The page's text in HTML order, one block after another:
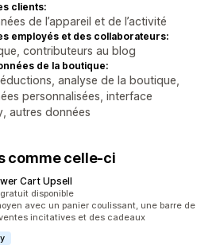
clients:
de l’appareil et de l’activité
employés et des collaborateurs:
contributeurs au blog
de la boutique:
analyse de la boutique,
personnalisées, interface
autres données
comme celle-ci
Cart Upsell
disponible
avec un panier coulissant, une barre de
incitatives et des cadeaux